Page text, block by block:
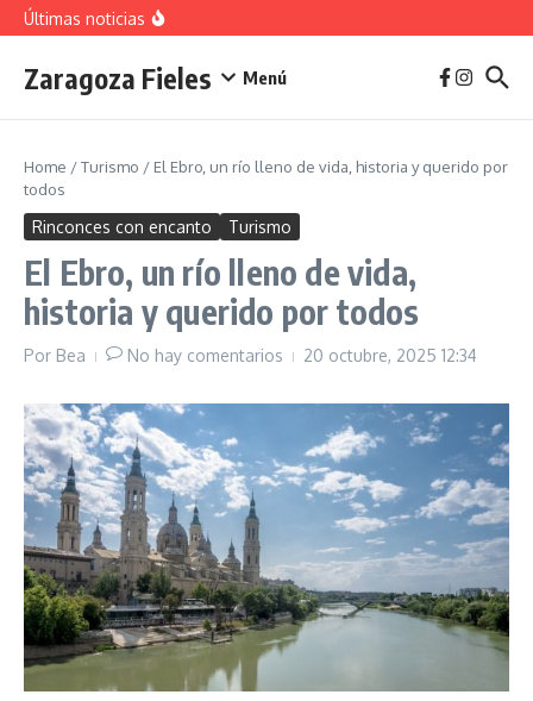
Saltar al contenido
Últimas noticias
Descubre el Parque del Agua Luis Buñuel: tu oasis
Plan de Acción del Ruido de Zaragoza 2025-
2029: Implicaciones y Objetivos
Zaragoza Fieles Menú
Home /Turismo / El Ebro, un río lleno de vida, historia y querido por
todos
Rinconces con encanto Turismo
El Ebro, un río lleno de vida,
historia y querido por todos
Por Bea No hay comentarios 20 octubre, 2025 12:34